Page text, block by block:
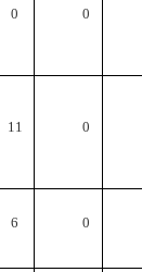
0 0
11 0
6 0